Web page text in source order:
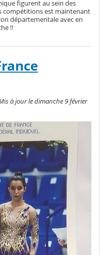
figurent au sein des
compétitions est maintenant
départementale avec en
!!
à jour le dimanche 9 février